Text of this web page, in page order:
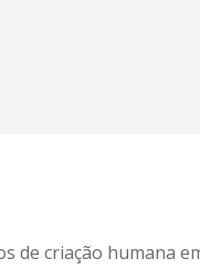
de criação humana